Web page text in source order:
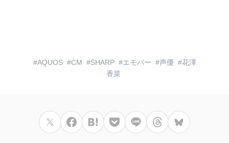
AQUOS CM SHARP エモパー 声優
花澤
香菜